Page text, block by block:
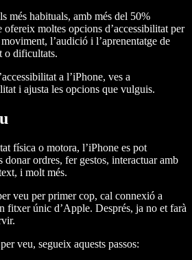
més habituals, amb més del 50%
ofereix moltes opcions d’accessibilitat per
l’audició i l’aprenentatge de
o dificultats.
a l’iPhone, ves a
i ajusta les opcions que vulguis.
física o motora, l’iPhone es pot
ordres, fer gestos, interactuar amb
i molt més.
veu per primer cop, cal connexió a
fitxer únic d’Apple. Després, ja no et farà
veu, segueix aquests passos: